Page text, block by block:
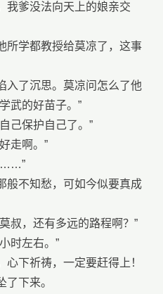
我爹没法向天上的娘亲交
所学都教授给莫凉了，这事
入了沉思。莫凉问怎么了他
武的好苗子。”
己保护自己了。”
走啊。”
……”
般不知愁，可如今似要真成
叔，还有多远的路程啊？”
时左右。”
下祈祷，一定要赶得上！
下来。